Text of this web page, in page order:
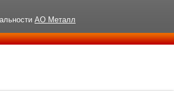
АО Металл